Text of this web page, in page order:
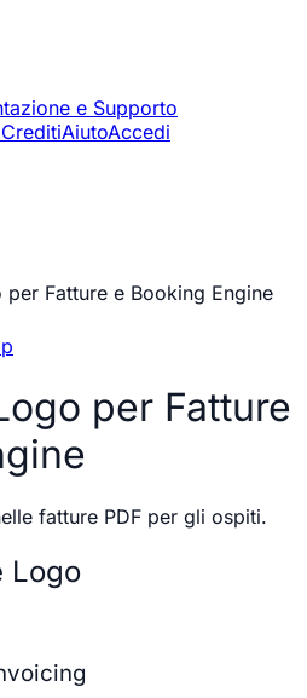
e Supporto
CreditiAiutoAccedi
Fatture e Booking Engine
per Fatture
fatture PDF per gli ospiti.
Logo